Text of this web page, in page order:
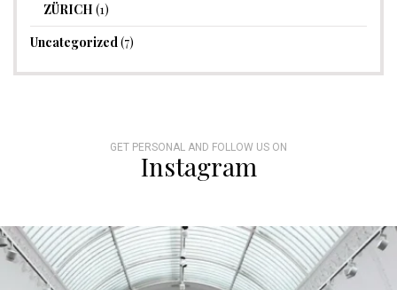
ZÜRICH (1)
Uncategorized(7)
GET PERSONAL AND FOLLOW US ON
Instagram